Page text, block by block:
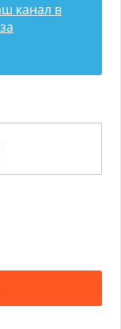
канал в